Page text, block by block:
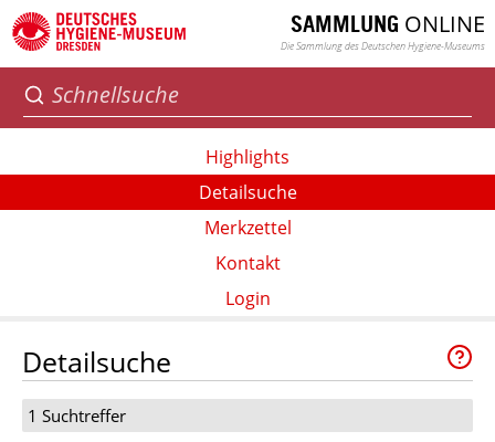
SAMMLUNG ONLINE
Die Sammlung des Deutschen Hygiene-Museums
Highlights
Detailsuche
Merkzettel
Kontakt
Login
Detailsuche
1 Suchtreffer